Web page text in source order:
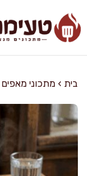
לתוכן
בית › מתכוני מאפים